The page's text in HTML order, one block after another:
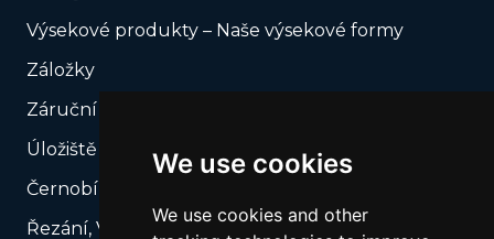
We use cookies
We use cookies and other
Výsekové produkty – Naše výsekové formy
Záložky
Záruční plomby
Úložiště USB
Černobílý tisk
Řezání, Výsek podle vašeho rozkroje